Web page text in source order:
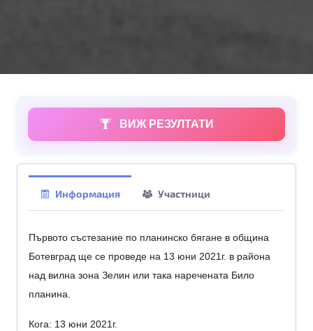
ВИЖ РЕЗУЛТАТИ
Информация Участници
Първото състезание по планинско бягане в община
Ботевград ще се проведе на 13 юни 2021г. в района
над вилна зона Зелин или така наречената Било
планина.
Кога: 13 юни 2021г.